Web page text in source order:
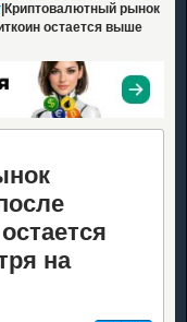
|Криптовалютный рынок
остается выше
на